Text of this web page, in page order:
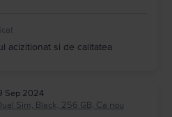
acizitionat si de calitatea
Sep 2024
Sim, Black, 256 GB, Ca nou